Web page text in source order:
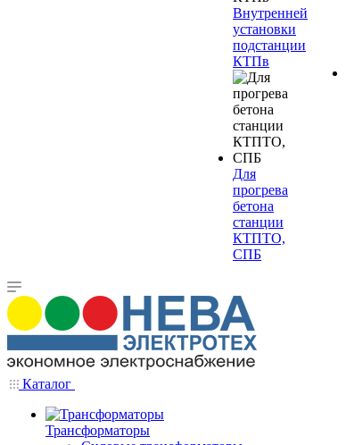
Внутренней
установки
подстанции
КТПв
Для
прогрева
бетона
станции
КТПТО,
СПБ
Каталог
Трансформаторы